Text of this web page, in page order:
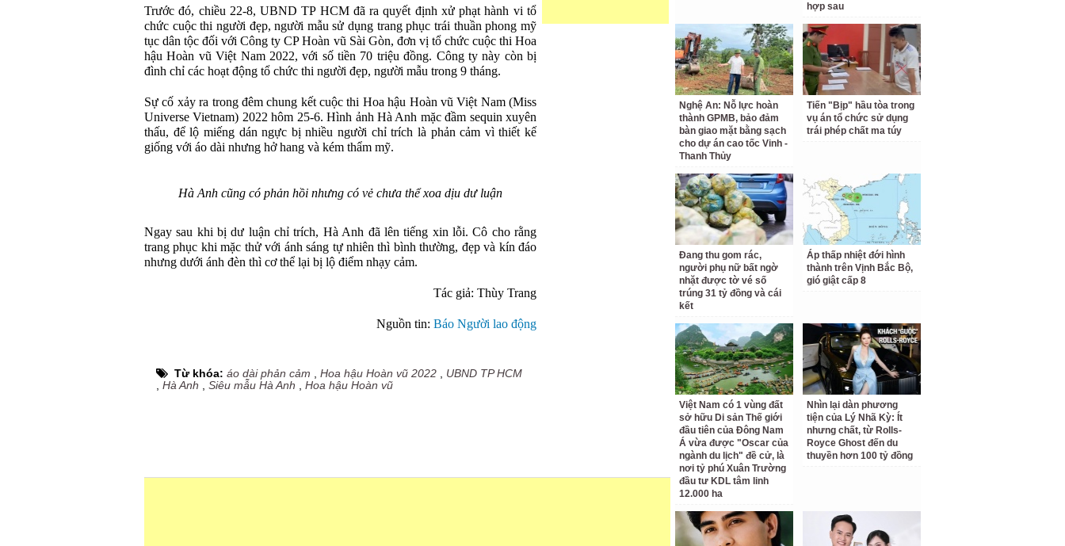
Trước đó, chiều 22-8, UBND TP HCM đã ra quyết định xử phạt hành vi tổ
chức cuộc thi người đẹp, người mẫu sử dụng trang phục trái thuần phong mỹ
tục dân tộc đối với Công ty CP Hoàn vũ Sài Gòn, đơn vị tổ chức cuộc thi Hoa
hậu Hoàn vũ Việt Nam 2022, với số tiền 70 triệu đồng. Công ty này còn bị
đình chỉ các hoạt động tổ chức thi người đẹp, người mẫu trong 9 tháng.
Sự cố xảy ra trong đêm chung kết cuộc thi Hoa hậu Hoàn vũ Việt Nam (Miss
Universe Vietnam) 2022 hôm 25-6. Hình ảnh Hà Anh mặc đầm sequin xuyên
thấu, để lộ miếng dán ngực bị nhiều người chỉ trích là phản cảm vì thiết kế
giống với áo dài nhưng hở hang và kém thẩm mỹ.
Hà Anh cũng có phản hồi nhưng có vẻ chưa thể xoa dịu dư luận
Ngay sau khi bị dư luận chỉ trích, Hà Anh đã lên tiếng xin lỗi. Cô cho rằng
trang phục khi mặc thử với ánh sáng tự nhiên thì bình thường, đẹp và kín đáo
nhưng dưới ánh đèn thì cơ thể lại bị lộ điểm nhạy cảm.
Tác giả: Thùy Trang
Nguồn tin: Báo Người lao động
Từ khóa: áo dài phản cảm Hoa hậu Hoàn vũ 2022
UBND TP HCM
Hà Anh Siêu mẫu Hà Anh Hoa hậu Hoàn vũ
hợp sau
Nghệ An: Nỗ lực hoàn
thành GPMB, bảo đảm
bàn giao mặt bằng sạch
cho dự án cao tốc Vinh -
Thanh Thủy
Tiến "Bịp" hầu tòa trong
vụ án tổ chức sử dụng
trái phép chất ma túy
Đang thu gom rác,
người phụ nữ bất ngờ
nhặt được tờ vé số
trúng 31 tỷ đồng và cái
kết
Áp thấp nhiệt đới hình
thành trên Vịnh Bắc Bộ,
gió giật cấp 8
Việt Nam có 1 vùng đất
sở hữu Di sản Thế giới
đầu tiên của Đông Nam
Á vừa được "Oscar của
ngành du lịch" đề cử, là
nơi tỷ phú Xuân Trường
đầu tư KDL tâm linh
12.000 ha
Nhìn lại dàn phương
tiện của Lý Nhã Kỳ: Ít
nhưng chất, từ Rolls-
Royce Ghost đến du
thuyền hơn 100 tỷ đồng